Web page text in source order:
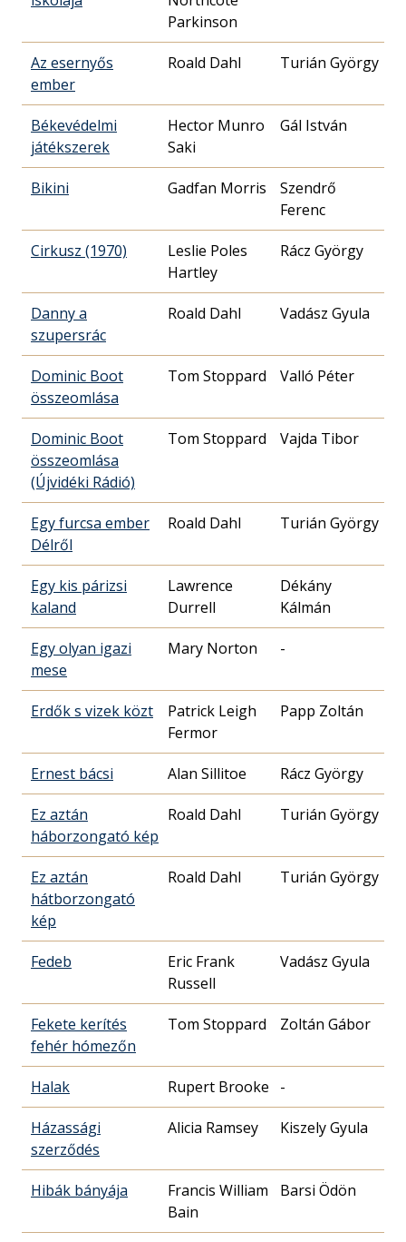
Parkinson
Az esernyős
ember
Roald Dahl Turián György
Békevédelmi
játékszerek
Hector Munro
Saki
Gál István
Bikini Gadfan Morris
Szendrő
Ferenc
Cirkusz (1970)
Leslie Poles
Hartley
Rácz György
Danny a
szupersrác
Roald Dahl Vadász Gyula
Dominic Boot
összeomlása
Tom Stoppard Valló Péter
Dominic Boot
összeomlása
(Újvidéki Rádió)
Tom Stoppard Vajda Tibor
Egy furcsa ember
Délről
Roald Dahl Turián György
Egy kis párizsi
kaland
Lawrence
Durrell
Dékány
Kálmán
Egy olyan igazi
mese
Mary Norton -
Erdők s vizek közt
Patrick Leigh
Fermor
Papp Zoltán
Ernest bácsi Alan Sillitoe Rácz György
Ez aztán
háborzongató kép
Roald Dahl Turián György
Ez aztán
hátborzongató
kép
Roald Dahl Turián György
Fedeb
Eric Frank
Russell
Vadász Gyula
Fekete kerítés
fehér hómezőn
Tom Stoppard Zoltán Gábor
Halak Rupert Brooke -
Házassági
szerződés
Alicia Ramsey Kiszely Gyula
Hibák bányája
Francis William
Bain
Barsi Ödön